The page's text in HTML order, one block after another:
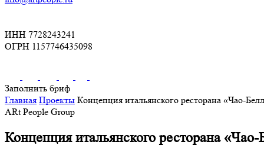
ИНН 7728243241
ОГРН 1157746435098
Заполнить бриф
Главная Проекты Концепция итальянского ресторана «Чао-
ARt People Group
Концепция итальянского ресторана «Чао-